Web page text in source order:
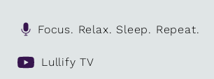
Focus. Relax. Sleep. Repeat.
Lullify TV